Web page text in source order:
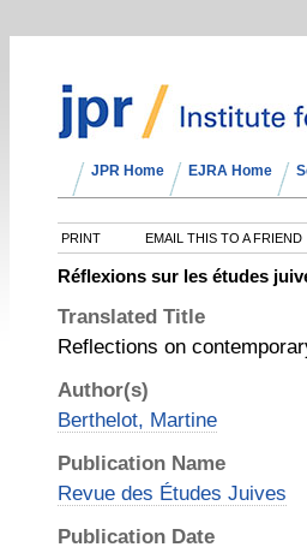
JPR Home EJRA Home
PRINT EMAIL THIS TO A FRIEND
Réflexions sur les études
Translated Title
Reflections on
Author(s)
Berthelot, Martine
Publication Name
Revue des Études Juives
Publication Date